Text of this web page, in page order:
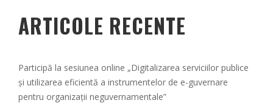
ARTICOLE RECENTE
Participă la sesiunea online „Digitalizarea serviciilor publice
și utilizarea eficientă a instrumentelor de e-guvernare
pentru organizații neguvernamentale”